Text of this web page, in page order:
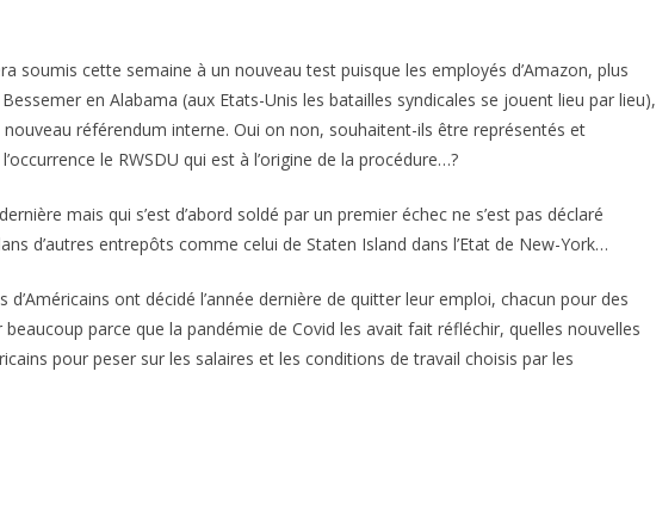
soumis cette semaine à un nouveau test puisque les employés d’Amazon, plus
en Alabama (aux Etats-Unis les batailles syndicales se jouent lieu par lieu),
référendum interne. Oui on non, souhaitent-ils être représentés et
le RWSDU qui est à l’origine de la procédure…?
mais qui s’est d’abord soldé par un premier échec ne s’est pas déclaré
d’autres entrepôts comme celui de Staten Island dans l’Etat de New-York…
d’Américains ont décidé l’année dernière de quitter leur emploi, chacun pour des
parce que la pandémie de Covid les avait fait réfléchir, quelles nouvelles
pour peser sur les salaires et les conditions de travail choisis par les